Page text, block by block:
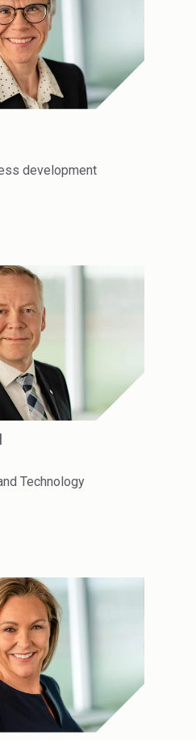
development
Technology